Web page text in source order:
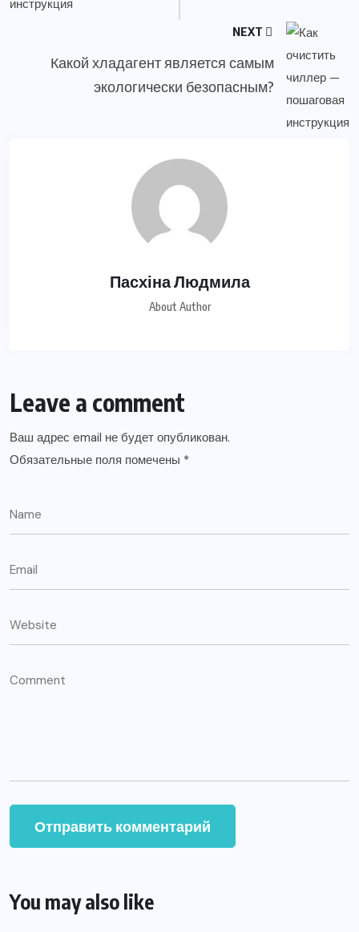
NEXT
Какой хладагент является самым
экологически безопасным?
Пасхіна Людмила
About Author
Leave a comment
Ваш адрес email не будет опубликован.
Обязательные поля помечены *
You may also like